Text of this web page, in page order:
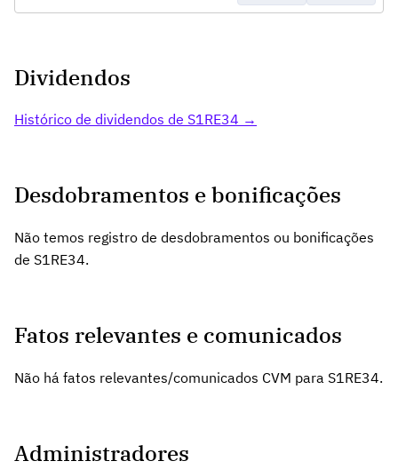
Dividendos
Histórico de dividendos de S1RE34 →
Desdobramentos e bonificações
Não temos registro de desdobramentos ou bonificações
de S1RE34.
Fatos relevantes e comunicados
Não há fatos relevantes/comunicados CVM para S1RE34.
Administradores